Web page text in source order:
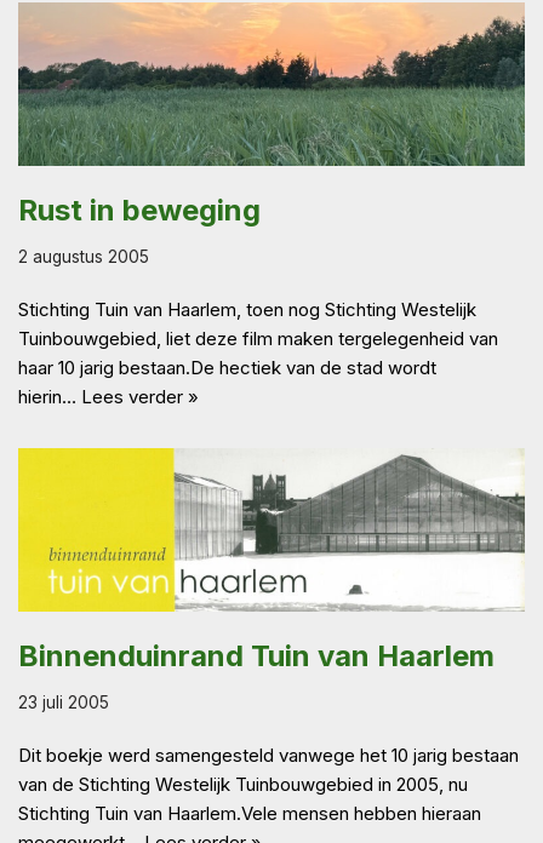
Rust in beweging
2 augustus 2005
Stichting Tuin van Haarlem, toen nog Stichting Westelijk
Tuinbouwgebied, liet deze film maken tergelegenheid van
haar 10 jarig bestaan.De hectiek van de stad wordt
hierin… Lees verder »
Binnenduinrand Tuin van Haarlem
23 juli 2005
Dit boekje werd samengesteld vanwege het 10 jarig bestaan
van de Stichting Westelijk Tuinbouwgebied in 2005, nu
Stichting Tuin van Haarlem.Vele mensen hebben hieraan